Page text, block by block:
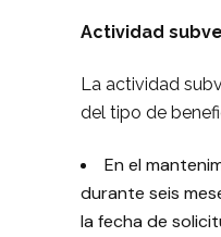
Actividad
La actividad
del tipo de
En el
durante seis
la fecha de